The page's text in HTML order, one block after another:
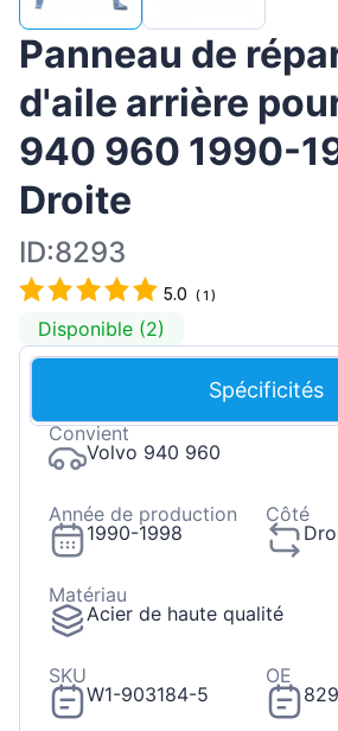
Panneau de
d'aile arrière
940 960 1990-
Droite
ID:8293
5.0 (1 )
Disponible (2)
Spécificités
Convient
Volvo 940 960
Année de production
1990-1998
Côté
Matériau
Acier de haute qualité
SKU
W1-903184-5
OE